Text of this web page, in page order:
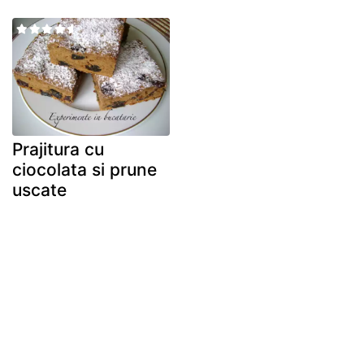
Prajitura cu
ciocolata si prune
uscate